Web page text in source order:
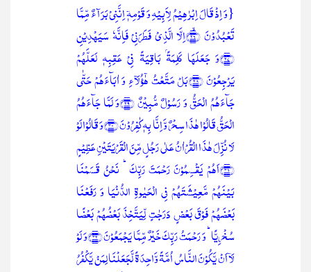
{وَ اِذۡ قَالَ اِبۡرٰہِیۡمُ لِاَبِیۡہِ وَ قَوۡمِہٖۤ اِنَّنِیۡ بَرَآءٌ مِّمَّا
تَعۡبُدُوۡنَ ﴿ۙ۲۶﴾اِلَّا الَّذِیۡ فَطَرَنِیۡ فَاِنَّہٗ سَیَہۡدِیۡنِ
﴿۲۷﴾وَ جَعَلَہَا کَلِمَۃًۢ بَاقِیَۃً فِیۡ عَقِبِہٖ لَعَلَّہُمۡ
یَرۡجِعُوۡنَ ﴿۲۸﴾بَلۡ مَتَّعۡتُ ہٰۤؤُلَآءِ وَ اٰبَآءَہُمۡ حَتّٰی
جَآءَہُمُ الۡحَقُّ وَ رَسُوۡلٌ مُّبِیۡنٌ ﴿۲۹﴾وَ لَمَّا جَآءَہُمُ
الۡحَقُّ قَالُوۡا ہٰذَا سِحۡرٌ وَّ اِنَّا بِہٖ کٰفِرُوۡنَ ﴿۳۰﴾وَ قَالُوۡا لَوۡ
لَا نُزِّلَ ہٰذَا الۡقُرۡاٰنُ عَلٰی رَجُلٍ مِّنَ الۡقَرۡیَتَیۡنِ عَظِیۡمٍ
﴿۳۱﴾اَہُمۡ یَقۡسِمُوۡنَ رَحۡمَتَ رَبِّکَ ؕ نَحۡنُ قَسَمۡنَا
بَیۡنَہُمۡ مَّعِیۡشَتَہُمۡ فِی الۡحَیٰوۃِ الدُّنۡیَا وَ رَفَعۡنَا
بَعۡضَہُمۡ فَوۡقَ بَعۡضٍ دَرَجٰتٍ لِّیَتَّخِذَ بَعۡضُہُمۡ بَعۡضًا
سُخۡرِیًّا ؕ وَ رَحۡمَتُ رَبِّکَ خَیۡرٌ مِّمَّا یَجۡمَعُوۡنَ ﴿۳۲﴾وَ لَوۡ
لَاۤ اَنۡ یَّکُوۡنَ النَّاسُ اُمَّۃً وَّاحِدَۃً لَّجَعَلۡنَا لِمَنۡ یَّکۡفُرُ